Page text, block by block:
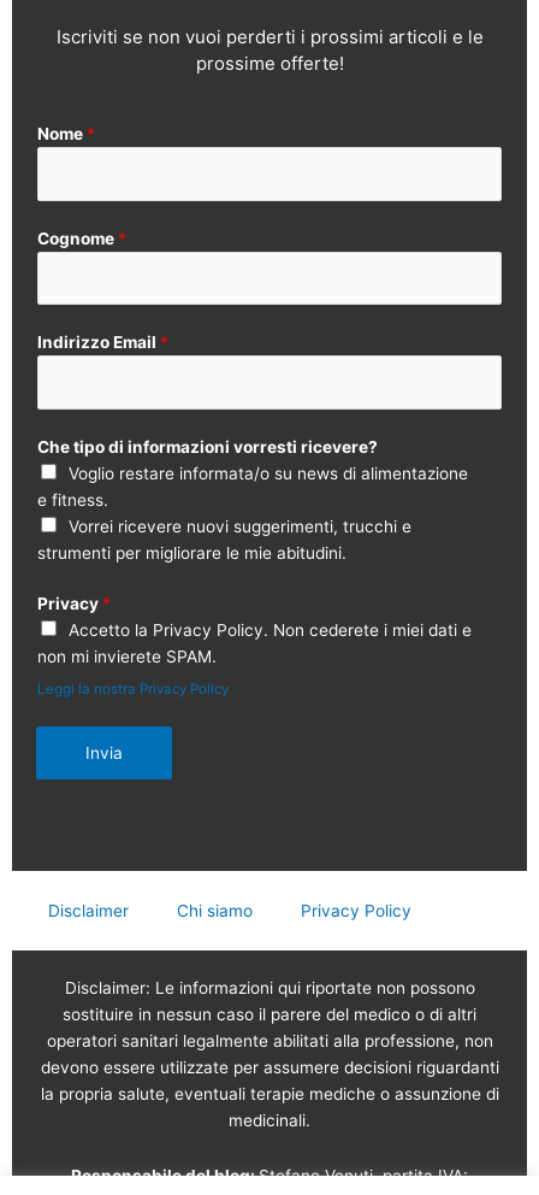
Iscriviti se non vuoi perderti i prossimi articoli e le
prossime offerte!
Nome *
Cognome *
Indirizzo Email *
Che tipo di informazioni vorresti ricevere?
Voglio restare informata/o su news di alimentazione
e fitness.
Vorrei ricevere nuovi suggerimenti, trucchi e
strumenti per migliorare le mie abitudini.
Privacy *
Accetto la Privacy Policy. Non cederete i miei dati e
non mi invierete SPAM.
Leggi la nostra Privacy Policy
Invia
Disclaimer Chi siamo Privacy Policy
Disclaimer: Le informazioni qui riportate non possono
sostituire in nessun caso il parere del medico o di altri
operatori sanitari legalmente abilitati alla professione, non
devono essere utilizzate per assumere decisioni riguardanti
la propria salute, eventuali terapie mediche o assunzione di
medicinali.
Responsabile del blog:Stefano Venuti, partita IVA: